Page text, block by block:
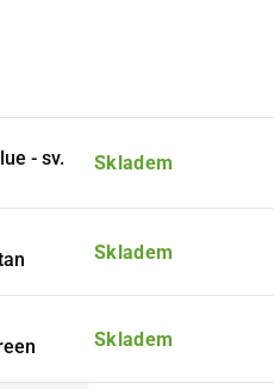
- sv.
Skladem
Skladem
Skladem